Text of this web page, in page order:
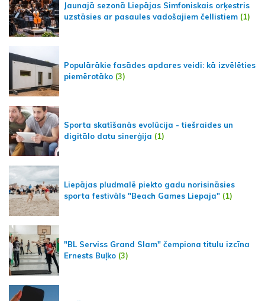
Jaunajā sezonā Liepājas Simfoniskais orķestris
uzstāsies ar pasaules vadošajiem čellistiem (1)
Populārākie fasādes apdares veidi: kā izvēlēties
piemērotāko (3)
Sporta skatīšanās evolūcija - tiešraides un
digitālo datu sinerģija (1)
Liepājas pludmalē piekto gadu norisināsies
sporta festivāls "Beach Games Liepaja" (1)
"BL Serviss Grand Slam" čempiona titulu izcīna
Ernests Buļko (3)